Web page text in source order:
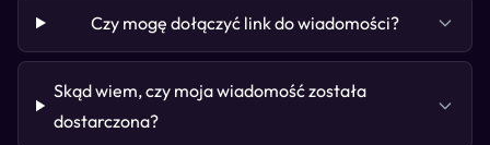
Czy mogę dołączyć link do wiadomości?
Skąd wiem, czy moja wiadomość została
dostarczona?